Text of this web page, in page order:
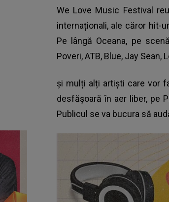
We Love Music Festival
internaționali, ale căror hit-
Pe lângă Oceana, pe
Poveri, ATB, Blue, Jay Sean,
și mulți alți artiști care vor
desfășoară în aer liber, pe
Publicul se va bucura să